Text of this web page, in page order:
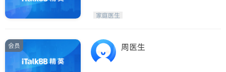
Maple Ridge
BC - Other Cities
家庭医生
会员 周医生